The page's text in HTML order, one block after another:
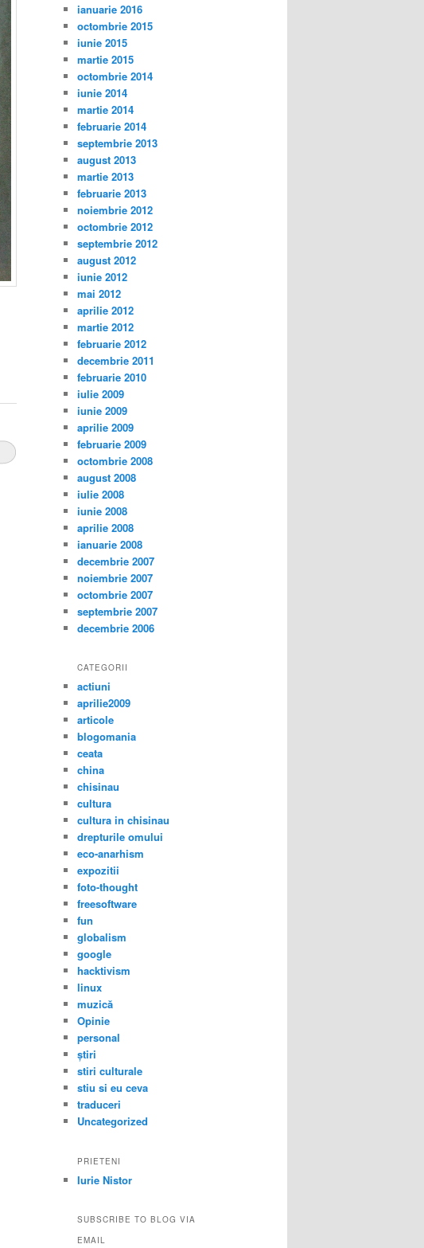
ianuarie 2016
octombrie 2015
iunie 2015
martie 2015
octombrie 2014
iunie 2014
martie 2014
februarie 2014
septembrie 2013
august 2013
martie 2013
februarie 2013
noiembrie 2012
octombrie 2012
septembrie 2012
august 2012
iunie 2012
mai 2012
aprilie 2012
martie 2012
februarie 2012
decembrie 2011
februarie 2010
iulie 2009
iunie 2009
aprilie 2009
februarie 2009
octombrie 2008
august 2008
iulie 2008
iunie 2008
aprilie 2008
ianuarie 2008
decembrie 2007
noiembrie 2007
octombrie 2007
septembrie 2007
decembrie 2006
CATEGORII
actiuni
aprilie2009
articole
blogomania
ceata
china
chisinau
cultura
cultura in chisinau
drepturile omului
eco-anarhism
expozitii
foto-thought
freesoftware
fun
globalism
google
hacktivism
linux
muzică
Opinie
personal
știri
stiri culturale
stiu si eu ceva
traduceri
Uncategorized
PRIETENI
Iurie Nistor
SUBSCRIBE TO BLOG VIA
EMAIL